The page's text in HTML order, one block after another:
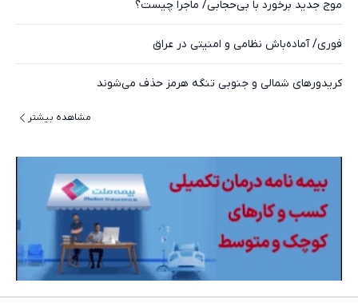
موج جدید برخورد با بی‌حجابی/ ماجرا چیست؟
فوری/ آماده‌باش نظامی و امنیتی در عراق
کریدورهای شمالی و جنوبی تنگه هرمز حذف می‌شوند
مشاهده بیشتر